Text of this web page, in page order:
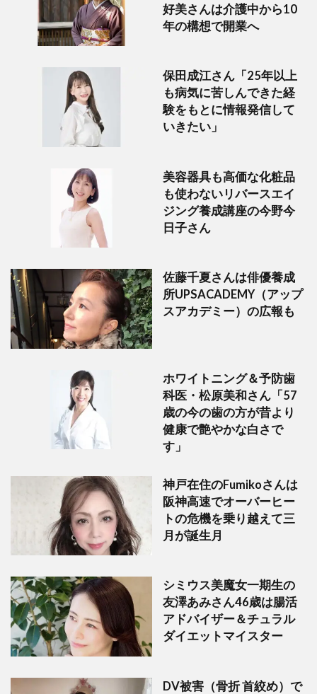
好美さんは介護中から10
年の構想で開業へ
保田成江さん「25年以上
も病気に苦しんできた経
験をもとに情報発信して
いきたい」
美容器具も高価な化粧品
も使わないリバースエイ
ジング養成講座の今野今
日子さん
佐藤千夏さんは俳優養成
所UPSACADEMY（アップ
スアカデミー）の広報も
ホワイトニング＆予防歯
科医・松原美和さん「57
歳の今の歯の方が昔より
健康で艶やかな白さで
す」
神戸在住のFumikoさんは
阪神高速でオーバーヒー
トの危機を乗り越えて三
月が誕生月
シミウス美魔女一期生の
友澤あみさん46歳は腸活
アドバイザー＆チュラル
ダイエットマイスター
DV被害（骨折 首絞め）で